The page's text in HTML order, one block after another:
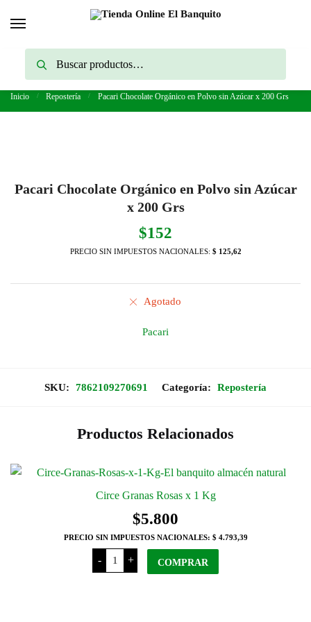
Buscar
Inicio / Repostería / Pacari Chocolate Orgánico en Polvo sin Azúcar x 200 Grs
Pacari Chocolate Orgánico en Polvo sin Azúcar
x 200 Grs
$152
PRECIO SIN IMPUESTOS NACIONALES: $ 125,62
Agotado
Pacari
SKU: 7862109270691 Categoría: Repostería
Productos Relacionados
Circe Granas Rosas x 1 Kg
$5.800
PRECIO SIN IMPUESTOS NACIONALES: $ 4.793,39
-
Circe
Granas
Rosas
+ COMPRAR